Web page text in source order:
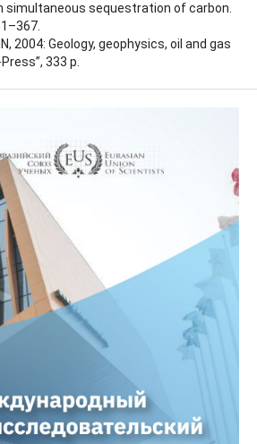
simultaneous sequestration of carbon.
2004: Geology, geophysics, oil and gas
333 p.